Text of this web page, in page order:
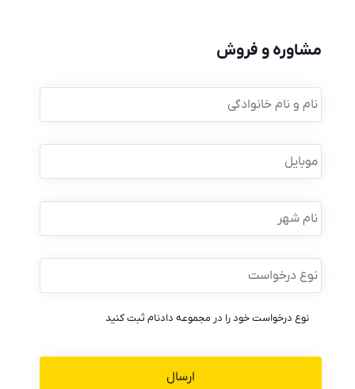
مشاوره و فروش
نام
و
نام
موبایل *
نام
شهر
نوع
درخواست *
نوع درخواست خود را در مجموعه دادنام ثبت کنید